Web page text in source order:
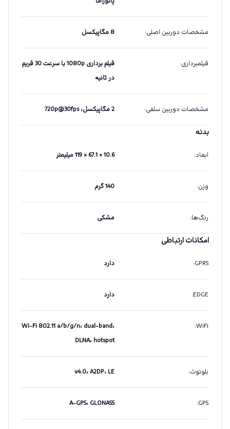
مشخصات دوربین اصلی: 8 مگاپیکسل
فیلمبرداری:
فیلم برداری 1080p با سرعت 30 فریم
در ثانیه
مشخصات دوربین سلفی: 2 مگاپیکسل، 720p@30fps
بدنه
ابعاد: 10.6 × 67.1 × 119 میلیمتر
وزن: 140 گرم
رنگ‌ها: مشکی
امکانات ارتباطی
GPRS
: دارد
EDGE
: دارد
WiFi
:
Wi-Fi 802.11 a/b/g/n، dual-band،
DLNA، hotspot
بلوتوث: v4.0، A2DP، LE
GPS
: A-GPS، GLONASS